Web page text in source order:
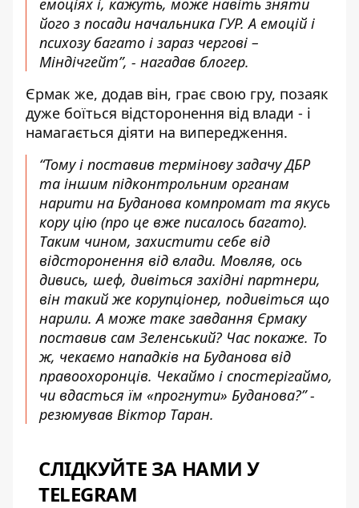
емоціях і, кажуть, може навіть зняти
його з посади начальника ГУР. А емоцій і
психозу багато і зараз чергові –
Міндічгейт”, - нагадав блогер.
Єрмак же, додав він, грає свою гру, позаяк
дуже боїться відсторонення від влади - і
намагається діяти на випередження.
“Тому і поставив термінову задачу ДБР
та іншим підконтрольним органам
нарити на Буданова компромат та якусь
кору цію (про це вже писалось багато).
Таким чином, захистити себе від
відсторонення від влади. Мовляв, ось
дивись, шеф, дивіться західні партнери,
він такий же корупціонер, подивіться що
нарили. А може таке завдання Єрмаку
поставив сам Зеленський? Час покаже. То
ж, чекаємо нападків на Буданова від
правоохоронців. Чекаймо і спостерігаймо,
чи вдасться їм «прогнути» Буданова?” -
резюмував Віктор Таран.
СЛІДКУЙТЕ ЗА НАМИ У
TELEGRAM